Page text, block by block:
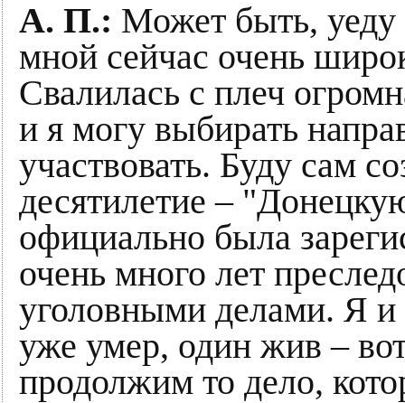
А. П.: Может быть, уеду
мной сейчас очень
Свалилась с плеч
и я могу выбирать
участвовать. Буду сам
десятилетие –
официально была
очень много лет
уголовными делами. Я
уже умер, один жив –
продолжим то дело,